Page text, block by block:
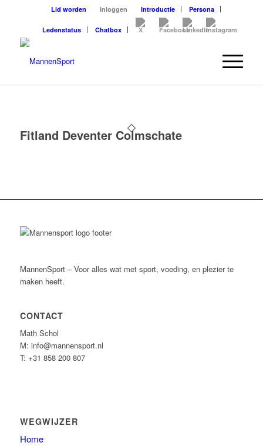
Lid worden Inloggen Introductie Persona
Ledenstatus Chatbox
Fitland Deventer Colmschate
MannenSport – Voor alles wat met sport, voeding, en plezier te
maken heeft.
CONTACT
Math Schol
M: info@mannensport.nl
T: +31 858 200 807
WEGWIJZER
Home